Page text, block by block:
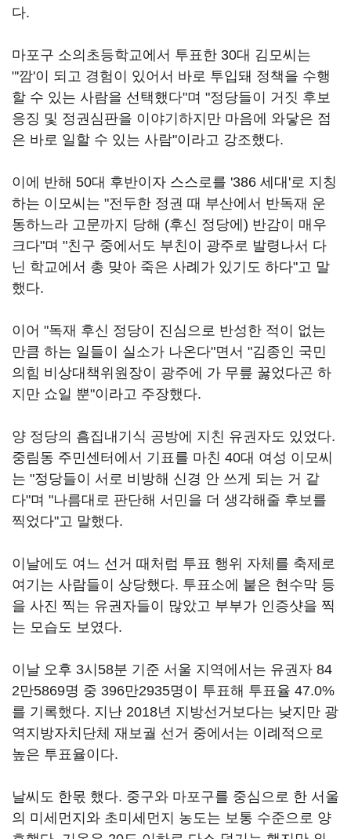
다.
마포구 소의초등학교에서 투표한 30대 김모씨는
"'깜'이 되고 경험이 있어서 바로 투입돼 정책을 수행
할 수 있는 사람을 선택했다"며 "정당들이 거짓 후보
응징 및 정권심판을 이야기하지만 마음에 와닿은 점
은 바로 일할 수 있는 사람"이라고 강조했다.
이에 반해 50대 후반이자 스스로를 '386 세대'로 지칭
하는 이모씨는 "전두한 정권 때 부산에서 반독재 운
동하느라 고문까지 당해 (후신 정당에) 반감이 매우
크다"며 "친구 중에서도 부친이 광주로 발령나서 다
닌 학교에서 총 맞아 죽은 사례가 있기도 하다"고 말
했다.
이어 "독재 후신 정당이 진심으로 반성한 적이 없는
만큼 하는 일들이 실소가 나온다"면서 "김종인 국민
의힘 비상대책위원장이 광주에 가 무릎 꿇었다곤 하
지만 쇼일 뿐"이라고 주장했다.
양 정당의 흠집내기식 공방에 지친 유권자도 있었다.
중림동 주민센터에서 기표를 마친 40대 여성 이모씨
는 "정당들이 서로 비방해 신경 안 쓰게 되는 거 같
다"며 "나름대로 판단해 서민을 더 생각해줄 후보를
찍었다"고 말했다.
이날에도 여느 선거 때처럼 투표 행위 자체를 축제로
여기는 사람들이 상당했다. 투표소에 붙은 현수막 등
을 사진 찍는 유권자들이 많았고 부부가 인증샷을 찍
는 모습도 보였다.
이날 오후 3시58분 기준 서울 지역에서는 유권자 84
2만5869명 중 396만2935명이 투표해 투표율 47.0%
를 기록했다. 지난 2018년 지방선거보다는 낮지만 광
역지방자치단체 재보궐 선거 중에서는 이례적으로
높은 투표율이다.
날씨도 한몫 했다. 중구와 마포구를 중심으로 한 서울
의 미세먼지와 초미세먼지 농도는 보통 수준으로 양